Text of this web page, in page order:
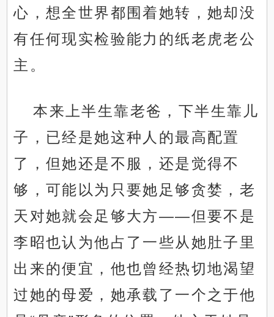
心，想全世界都围着她转，她却没
有任何现实检验能力的纸老虎老公
主。
本来上半生靠老爸，下半生靠儿
子，已经是她这种人的最高配置
了，但她还是不服，还是觉得不
够，可能以为只要她足够贪婪，老
天对她就会足够大方——但要不是
李昭也认为他占了一些从她肚子里
出来的便宜，他也曾经热切地渴望
过她的母爱，她承载了一个之于他